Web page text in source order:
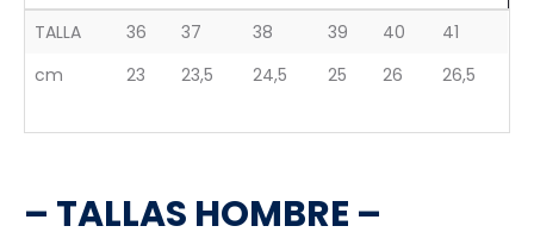
TALLA
36 37 38 39 40
41
cm
23 23,5 24,5 25 26 26,5
– TALLAS HOMBRE –